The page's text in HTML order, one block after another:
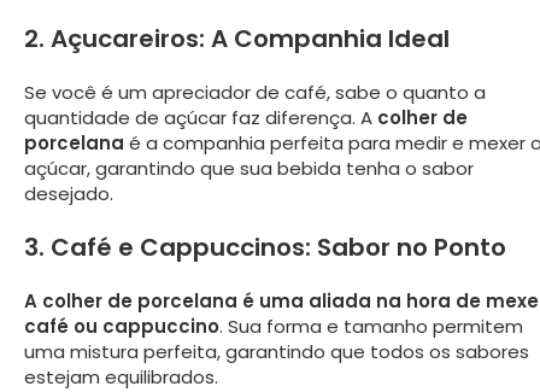
2. Açucareiros: A Companhia Ideal
Se você é um apreciador de café, sabe o quanto a
quantidade de açúcar faz diferença. A colher de
porcelana é a companhia perfeita para medir e mexer
açúcar, garantindo que sua bebida tenha o sabor
desejado.
3. Café e Cappuccinos: Sabor no Ponto
A colher de porcelana é uma aliada na hora de
café ou cappuccino. Sua forma e tamanho permitem
uma mistura perfeita, garantindo que todos os sabores
estejam equilibrados.